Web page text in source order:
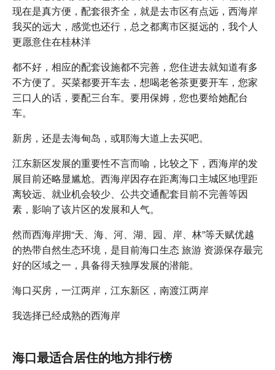
现在是真方便，配套很齐全，就是去市区有点远，西海岸
我买的远大，感觉也还行，总之都离市区挺远的，我个人
更愿意住在桂林洋
都不好，相应的配套设施都不完善，您住进去就知道有多
不方便了。买菜都要开车去，想喝老爸茶更要开车，您家
三口人的话，要配三台车。要用保姆，您也要给她配台
车。
新房，还是去海甸岛，或耶海大道上去买吧。
江东新区发展的重要性不言而喻，比较之下，西海岸的发
展目前还略显尴尬。西海岸因存在距离海口主城区地理距
离较远、就业机会较少、公共交通配套目前不完善等因
素，影响了该片区的发展和人气。
然而西海岸拥“天、海、河、湖、园、岸、林”等天赋优越
的热带自然生态环境，是目前海口生态 旅游 资源保存最完
好的区域之一，具备得天独厚发展的潜能。
海口买房，一江两岸，江东新区，南渡江两岸
我选择已经成熟的西海岸
海口最适合居住的地方排行榜